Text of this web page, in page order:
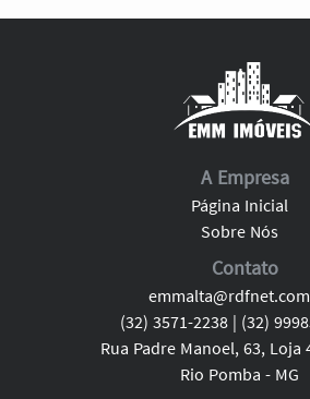
A Empresa
Página Inicial
Sobre Nós
Contato
(32) 3571-2238 | (32)
Rua Padre Manoel, 63, Loja
Rio Pomba - MG